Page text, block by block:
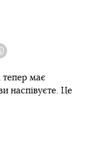
тепер має
наспівуєте. Це